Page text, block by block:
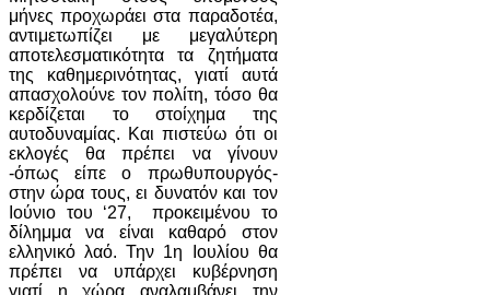
μήνες προχωράει στα παραδοτέα,
αντιμετωπίζει με μεγαλύτερη
αποτελεσματικότητα τα ζητήματα
της καθημερινότητας, γιατί αυτά
απασχολούνε τον πολίτη, τόσο θα
κερδίζεται το στοίχημα της
αυτοδυναμίας. Και πιστεύω ότι οι
εκλογές θα πρέπει να γίνουν
-όπως είπε ο πρωθυπουργός-
στην ώρα τους, ει δυνατόν και τον
Ιούνιο του ‘27, προκειμένου το
δίλημμα να είναι καθαρό στον
ελληνικό λαό. Την 1η Ιουλίου θα
πρέπει να υπάρχει κυβέρνηση
γιατί η χώρα αναλαμβάνει την